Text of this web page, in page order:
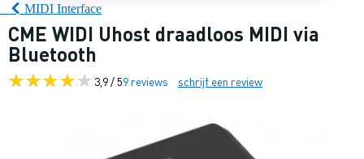
MIDI Interface
CME WIDI Uhost draadloos MIDI via
Bluetooth
3,9 / 59 reviews schrijf een review